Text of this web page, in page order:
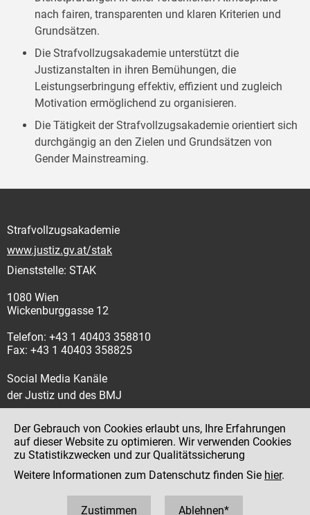
nach fairen, transparenten und klaren Kriterien und
Grundsätzen.
Die Strafvollzugsakademie unterstützt die
Justizanstalten in ihren Bemühungen, die
Leistungserbringung effektiv, effizient und zugleich
Motivation ermöglichend zu organisieren.
Die Tätigkeit der Strafvollzugsakademie orientiert sich
durchgängig an den Zielen und Grundsätzen von
Gender Mainstreaming.
Strafvollzugsakademie
www.justiz.gv.at/stak
Dienststelle: STAK
1080 Wien
Wickenburggasse 12
Telefon: +43 1 40403 358810
Fax: +43 1 40403 358825
Social Media Kanäle
der Justiz und des BMJ
Impressum
Datenschutz
Der Gebrauch von Cookies erlaubt uns, Ihre Erfahrungen
auf dieser Website zu optimieren. Wir verwenden Cookies
zu Statistikzwecken und zur Qualitätssicherung
Weitere Informationen zum Datenschutz finden Sie hier.
Zustimmen Ablehnen*